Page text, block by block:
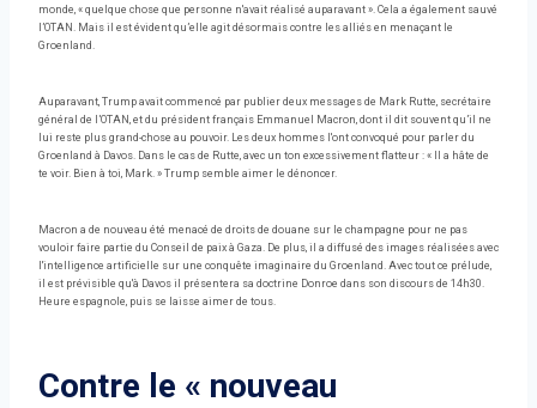
monde, « quelque chose que personne n'avait réalisé auparavant ». Cela a également sauvé
l’OTAN. Mais il est évident qu’elle agit désormais contre les alliés en menaçant le
Groenland.
Auparavant, Trump avait commencé par publier deux messages de Mark Rutte, secrétaire
général de l’OTAN, et du président français Emmanuel Macron, dont il dit souvent qu’il ne
lui reste plus grand-chose au pouvoir. Les deux hommes l'ont convoqué pour parler du
Groenland à Davos. Dans le cas de Rutte, avec un ton excessivement flatteur : « Il a hâte de
te voir. Bien à toi, Mark. » Trump semble aimer le dénoncer.
Macron a de nouveau été menacé de droits de douane sur le champagne pour ne pas
vouloir faire partie du Conseil de paix à Gaza. De plus, il a diffusé des images réalisées avec
l'intelligence artificielle sur une conquête imaginaire du Groenland. Avec tout ce prélude,
il est prévisible qu'à Davos il présentera sa doctrine Donroe dans son discours de 14h30.
Heure espagnole, puis se laisse aimer de tous.
Contre le « nouveau